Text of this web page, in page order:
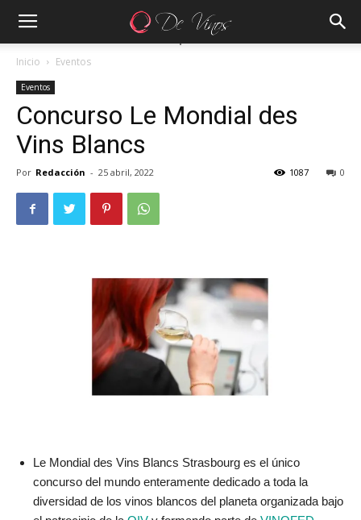
Inicio Eventos
Eventos
Concurso Le Mondial des
Vins Blancs
Por Redacción - 25 abril, 2022 0
1087
Le Mondial des Vins Blancs Strasbourg es el único
concurso del mundo enteramente dedicado a toda la
diversidad de los vinos blancos del planeta organizada bajo